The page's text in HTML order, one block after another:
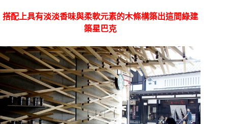
搭配上具有淡淡香味與柔軟元素的木條構築出這間綠建
築星巴克